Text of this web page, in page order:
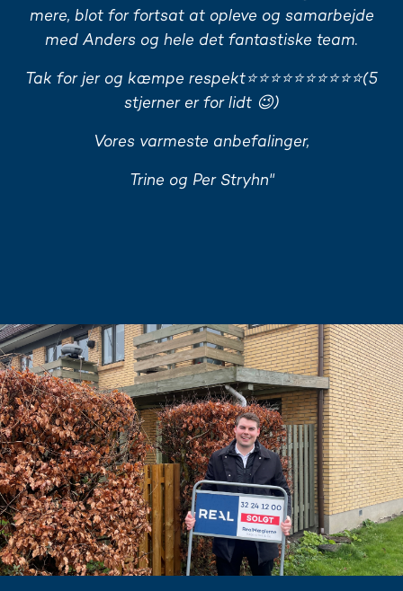
mere, blot for fortsat at opleve og samarbejde
med Anders og hele det fantastiske team.
Tak for jer og kæmpe respekt⭐⭐⭐⭐⭐⭐⭐⭐⭐⭐(5
stjerner er for lidt 😉)
Vores varmeste anbefalinger,
Trine og Per Stryhn"